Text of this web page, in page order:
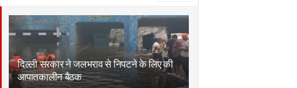
दिल्ली सरकार ने जलभराव से निपटने के लिए की
आपातकालीन बैठक